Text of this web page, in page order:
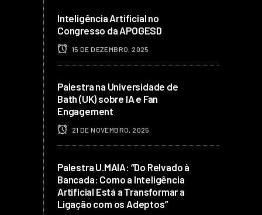
Inteligência Artificial no
Congresso da APOGESD
15 DE DEZEMBRO, 2025
Palestra na Universidade de
Bath (UK) sobre IA e Fan
Engagement
21 DE NOVEMBRO, 2025
Palestra U.MAIA: “Do Relvado à
Bancada: Como a Inteligência
Artificial Está a Transformar a
Ligação com os Adeptos”